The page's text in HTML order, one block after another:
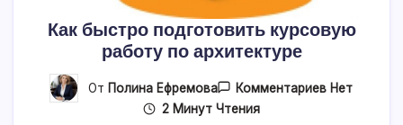
Как быстро подготовить курсовую
работу по архитектуре
От Полина Ефремова КомментариевКНет
2 Минут Чтения